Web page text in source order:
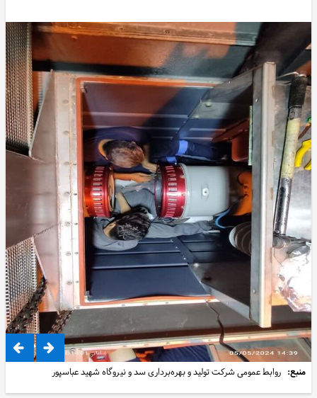
منبع: روابط عمومی شرکت تولید و بهره‌برداری سد و نیروگاه شهید عباسپور